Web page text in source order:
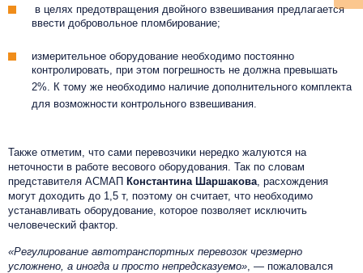
в целях предотвращения двойного взвешивания предлагается
ввести добровольное пломбирование;
измерительное оборудование необходимо постоянно
контролировать, при этом погрешность не должна превышать
2%. К тому же необходимо наличие дополнительного комплекта
для возможности контрольного взвешивания.
Также отметим, что сами перевозчики нередко жалуются на
неточности в работе весового оборудования. Так по словам
представителя АСМАП Константина Шаршакова , расхождения
могут доходить до 1,5 т, поэтому он считает, что необходимо
устанавливать оборудование, которое позволяет исключить
человеческий фактор.
«Регулирование автотранспортных перевозок чрезмерно
усложнено, а иногда и просто непредсказуемо» , — пожаловался